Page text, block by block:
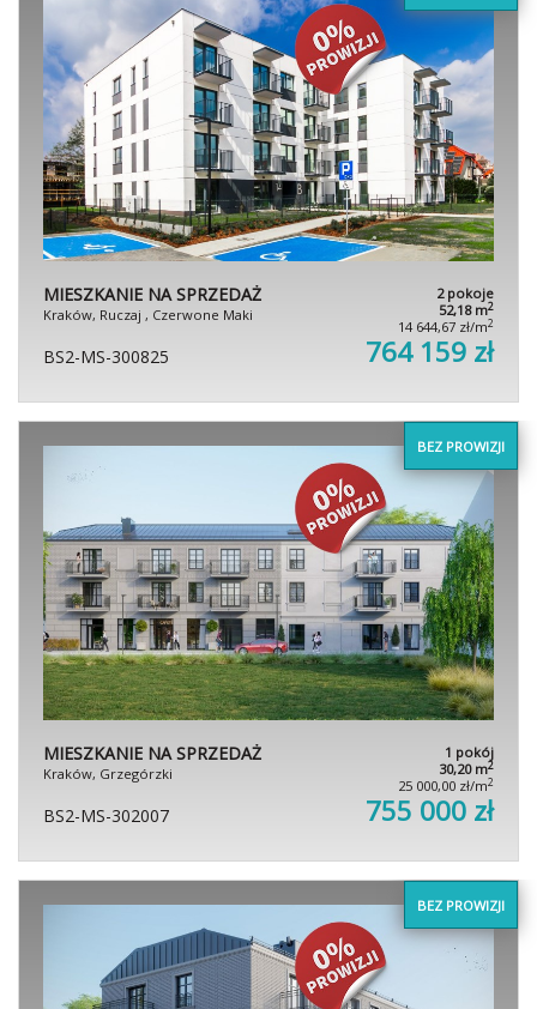
MIESZKANIE NA SPRZEDAŻ
Kraków, Ruczaj , Czerwone Maki
2 pokoje
52,18 m2
14 644,67 zł/m2
BS2-MS-300825 764 159 zł
BEZ PROWIZJI
MIESZKANIE NA SPRZEDAŻ
Kraków, Grzegórzki
1 pokój
30,20 m2
25 000,00 zł/m2
BS2-MS-302007 755 000 zł
BEZ PROWIZJI